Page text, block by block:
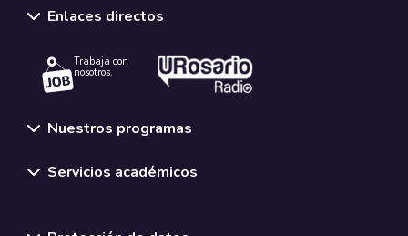
Enlaces directos
Trabaja con
nosotros.
Nuestros programas
Servicios académicos